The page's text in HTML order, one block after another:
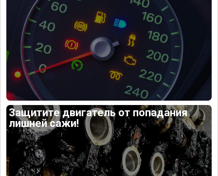
Защитите двигатель от попадания
лишней сажи!